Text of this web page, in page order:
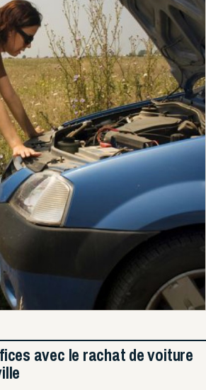
avec le rachat de voiture